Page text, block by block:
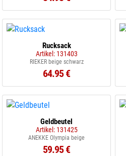
Rucksack
Artikel: 131403
RIEKER beige schwarz
64.95 €
Geldbeutel
Artikel: 131425
ANEKKE Olympia beige
59.95 €